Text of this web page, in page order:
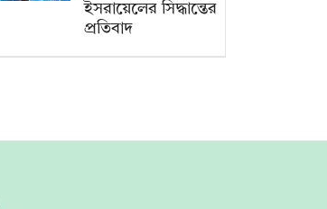
ইসরায়েলের সিদ্ধান্তের
প্রতিবাদ